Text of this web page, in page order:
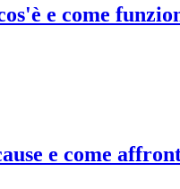
e come
e come